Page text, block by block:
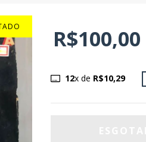
R$100,00
12x de R$10,29